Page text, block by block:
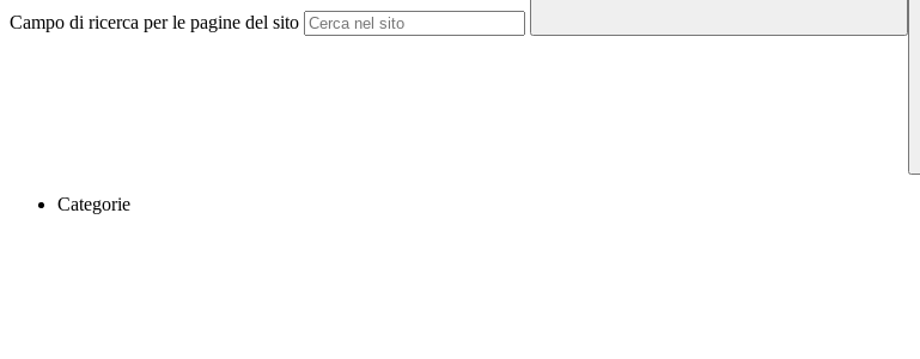
Campo di ricerca per le pagine del sito
Categorie